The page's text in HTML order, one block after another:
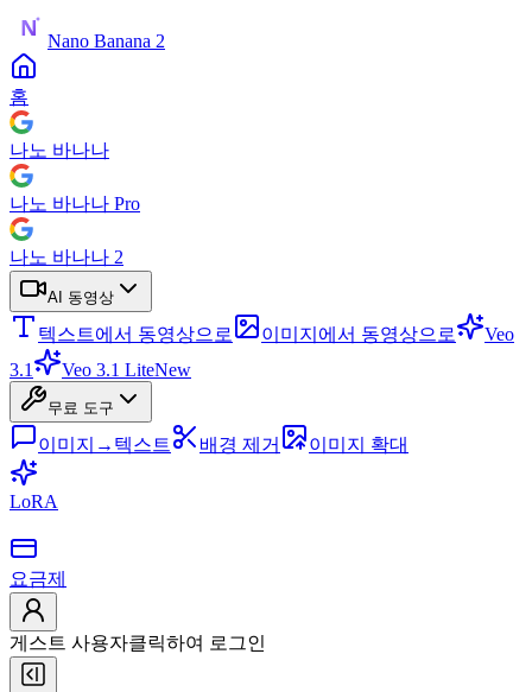
Nano Banana 2
홈
나노 바나나
나노 바나나 Pro
나노 바나나 2
AI 동영상
텍스트에서 동영상으로 이미지에서 동영상으로
Veo
3.1
Veo 3.1 LiteNew
무료 도구
이미지→텍스트 배경 제거 이미지 확대
LoRA
요금제
게스트 사용자클릭하여 로그인